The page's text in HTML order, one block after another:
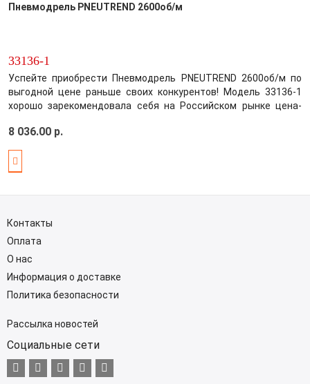
Пневмодрель PNEUTREND 2600об/м
33136-1
Успейте приобрести Пневмодрель PNEUTREND 2600об/м по
выгодной цене раньше своих конкурентов! Модель 33136-1
хорошо зарекомендовала себя на Российском рынке цена-
усовершенствовать выбранный вами товар, обеспечив этим
8 036.00 р.
Контакты
Оплата
О нас
Информация о доставке
Политика безопасности
Рассылка новостей
Социальные сети